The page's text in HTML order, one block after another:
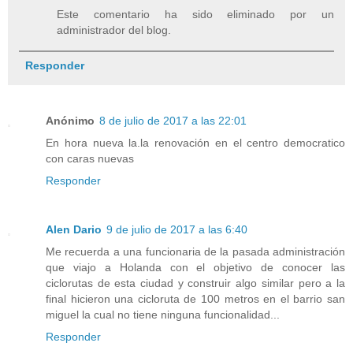
Este comentario ha sido eliminado por un
administrador del blog.
Responder
Anónimo 8 de julio de 2017 a las 22:01
En hora nueva la.la renovación en el centro democratico
con caras nuevas
Responder
Alen Dario 9 de julio de 2017 a las 6:40
Me recuerda a una funcionaria de la pasada administración
que viajo a Holanda con el objetivo de conocer las
ciclorutas de esta ciudad y construir algo similar pero a la
final hicieron una cicloruta de 100 metros en el barrio san
miguel la cual no tiene ninguna funcionalidad...
Responder